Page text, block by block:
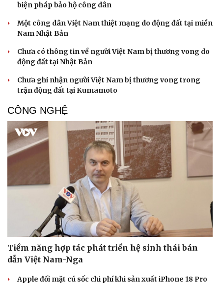
Sức khỏe
Dinh dưỡng - món ngon
Sản phụ khoa
Nhi khoa
Nam khoa
Làm đẹp - giảm cân
Phòng mạch online
Ăn sạch sống khỏe
Tình yêu - Gia đình
biện pháp bảo hộ công dân
Một công dân Việt Nam thiệt mạng do động đất tại miền
Nam Nhật Bản
Chưa có thông tin về người Việt Nam bị thương vong do
động đất tại Nhật Bản
Chưa ghi nhận người Việt Nam bị thương vong trong
trận động đất tại Kumamoto
CÔNG NGHỆ
Tiềm năng hợp tác phát triển hệ sinh thái bán
dẫn Việt Nam-Nga
Apple đối mặt cú sốc chi phí khi sản xuất iPhone 18 Pro